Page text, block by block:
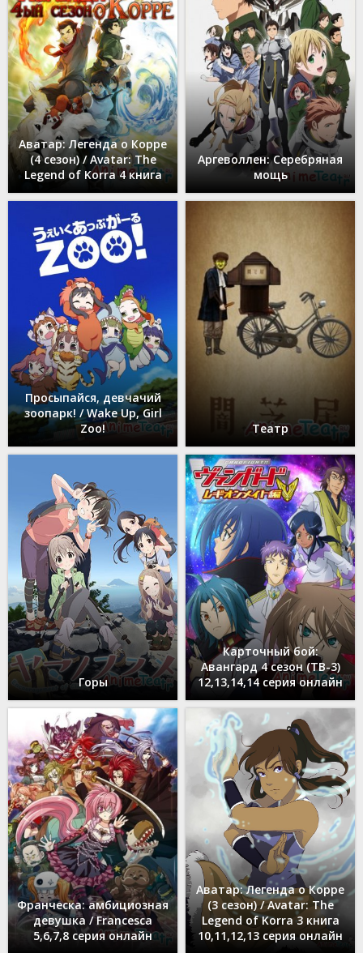
Аватар: Легенда о Корре
(4 сезон) / Avatar: The
Legend of Korra 4 книга
Аргеволлен: Серебряная
мощь
Просыпайся, девчачий
зоопарк! / Wake Up, Girl
Zoo!
Театр
Горы
Карточный бой:
Авангард 4 сезон (ТВ-3)
12,13,14,14 серия онлайн
Франческа: амбициозная
девушка / Francesca
5,6,7,8 серия онлайн
Аватар: Легенда о Корре
(3 сезон) / Avatar: The
Legend of Korra 3 книга
10,11,12,13 серия онлайн